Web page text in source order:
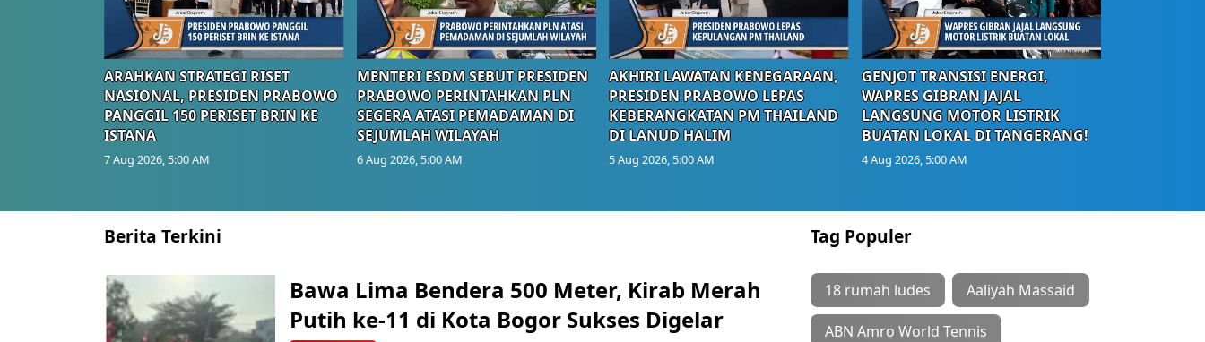
ARAHKAN STRATEGI RISET
NASIONAL, PRESIDEN PRABOWO
PANGGIL 150 PERISET BRIN KE
ISTANA
7 Aug 2026, 5:00 AM
MENTERI ESDM SEBUT PRESIDEN
PRABOWO PERINTAHKAN PLN
SEGERA ATASI PEMADAMAN DI
SEJUMLAH WILAYAH
6 Aug 2026, 5:00 AM
AKHIRI LAWATAN KENEGARAAN,
PRESIDEN PRABOWO LEPAS
KEBERANGKATAN PM THAILAND
DI LANUD HALIM
5 Aug 2026, 5:00 AM
GENJOT TRANSISI ENERGI,
WAPRES GIBRAN JAJAL
LANGSUNG MOTOR LISTRIK
BUATAN LOKAL DI TANGERANG!
4 Aug 2026, 5:00 AM
Berita Terkini
Bawa Lima Bendera 500 Meter, Kirab Merah
Putih ke-11 di Kota Bogor Sukses Digelar
Tag Populer
18 rumah ludes Aaliyah Massaid
ABN Amro World Tennis